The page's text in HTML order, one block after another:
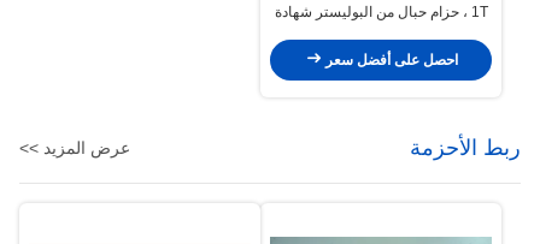
1T ، حزام حبال من البوليستر شهادة
احصل على أفضل سعر
ربط الأحزمة عرض المزيد >>